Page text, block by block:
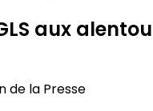
aux
de la Presse